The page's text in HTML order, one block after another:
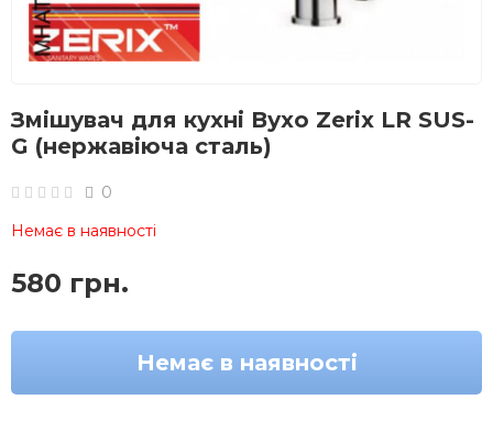
Змішувач для кухні Вухо Zerix LR SUS-
G (нержавіюча сталь)
0
Немає в наявності
580 грн.
Немає в наявності